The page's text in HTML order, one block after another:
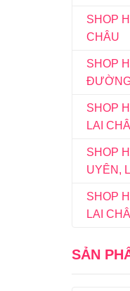
SHOP
CHÂU
SHOP
SHOP
LAI
SHOP
UYÊN,
SHOP
LAI
SẢN